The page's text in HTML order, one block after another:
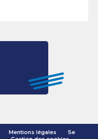
Mentions légales
Se